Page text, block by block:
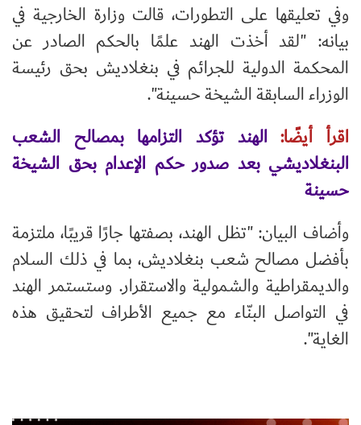
وفي تعليقها على التطورات، قالت وزارة الخارجية في
بيانه: "لقد أخذت الهند علمًا بالحكم الصادر عن
المحكمة الدولية للجرائم في بنغلاديش بحق رئيسة
الوزراء السابقة الشيخة حسينة".
اقرأ أيضًا: الهند تؤكد التزامها بمصالح الشعب
البنغلاديشي بعد صدور حكم الإعدام بحق الشيخة
حسينة
وأضاف البيان: "تظل الهند، بصفتها جارًا قريبًا، ملتزمة
بأفضل مصالح شعب بنغلاديش، بما في ذلك السلام
والديمقراطية والشمولية والاستقرار. وستستمر الهند
في التواصل البنّاء مع جميع الأطراف لتحقيق هذه
الغاية".